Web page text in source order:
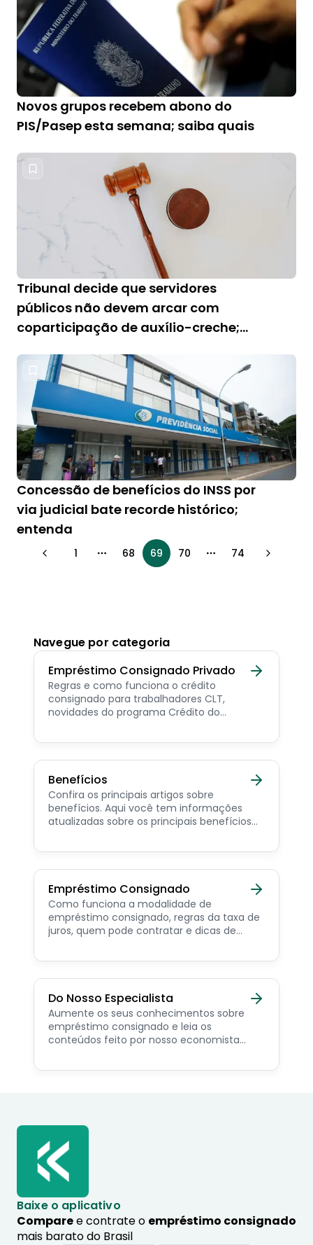
Novos grupos recebem abono do
PIS/Pasep esta semana; saiba quais
Tribunal decide que servidores
públicos não devem arcar com
coparticipação de auxílio-creche;
Concessão de benefícios do INSS por
via judicial bate recorde histórico;
entenda
1 More pages
68 69 70 More pages
74
Navegue por categoria
Empréstimo Consignado Privado
Regras e como funciona o crédito
consignado para trabalhadores CLT,
novidades do programa Crédito do
consignado privado.
Benefícios
Confira os principais artigos sobre
benefícios. Aqui você tem informações
atualizadas sobre os principais benefícios
pensionista e beneficiários de programas
Empréstimo Consignado
Como funciona a modalidade de
empréstimo consignado, regras da taxa de
juros, quem pode contratar e dicas de
Do Nosso Especialista
Aumente os seus conhecimentos sobre
empréstimo consignado e leia os
conteúdos feito por nosso economista
Baixe o aplicativo
Comparee contrate o empréstimo consignado
mais barato do Brasil